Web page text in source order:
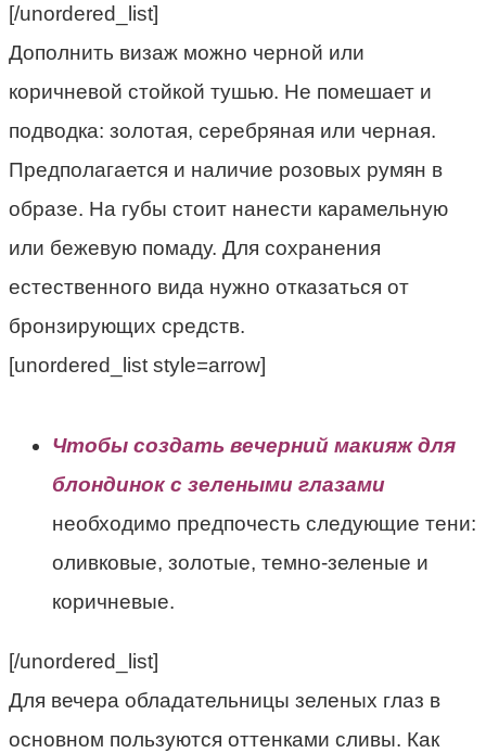
[/unordered_list]
Дополнить визаж можно черной или
коричневой стойкой тушью. Не помешает и
подводка: золотая, серебряная или черная.
Предполагается и наличие розовых румян в
образе. На губы стоит нанести карамельную
или бежевую помаду. Для сохранения
естественного вида нужно отказаться от
бронзирующих средств.
[unordered_list style=arrow]
Чтобы создать вечерний макияж для
блондинок с зелеными глазами
необходимо предпочесть следующие тени:
оливковые, золотые, темно-зеленые и
коричневые.
[/unordered_list]
Для вечера обладательницы зеленых глаз в
основном пользуются оттенками сливы. Как